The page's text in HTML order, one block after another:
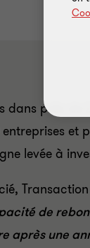
dans près de
entreprises
levée à
de
après une